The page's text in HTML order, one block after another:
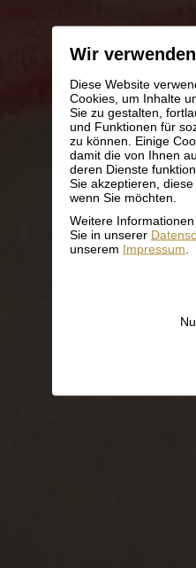
Wir
Diese Website
Cookies, um Inhalte
Sie zu gestalten,
und Funktionen für
zu können. Einige
damit die von Ihnen
deren Dienste
Sie akzeptieren,
wenn Sie möchten.
Weitere
Sie in unserer
unserem Impressum